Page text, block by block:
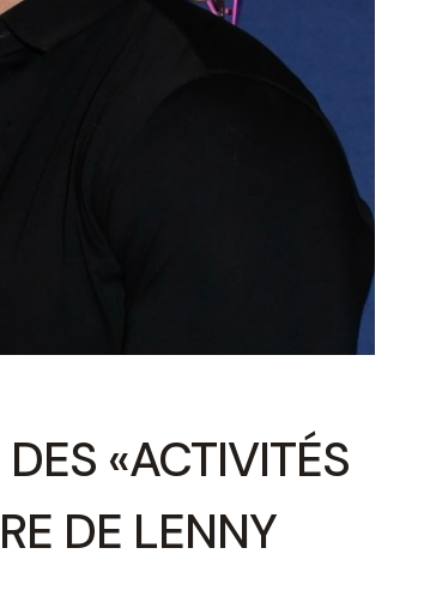
«ACTIVITÉS
DE LENNY